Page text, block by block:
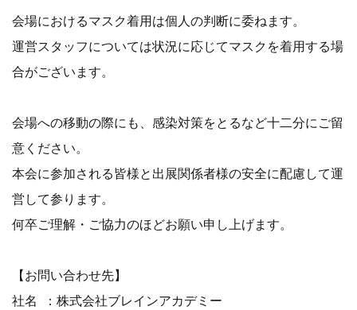
会場におけるマスク着用は個人の判断に委ねます。
運営スタッフについては状況に応じてマスクを着用する場
合がございます。
会場への移動の際にも、感染対策をとるなど十二分にご留
意ください。
本会に参加される皆様と出展関係者様の安全に配慮して運
営して参ります。
何卒ご理解・ご協力のほどお願い申し上げます。
【お問い合わせ先】
社名 ：株式会社ブレインアカデミー